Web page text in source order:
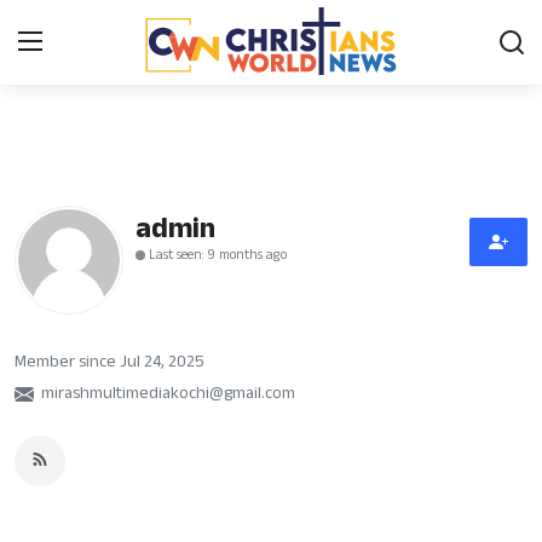
Home
Contact
Obituary
admin
Last seen: 9 months ago
Member since Jul 24, 2025
mirashmultimediakochi@gmail.com